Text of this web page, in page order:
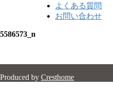
よくある質問
お問い合わせ
Produced by Cresthome